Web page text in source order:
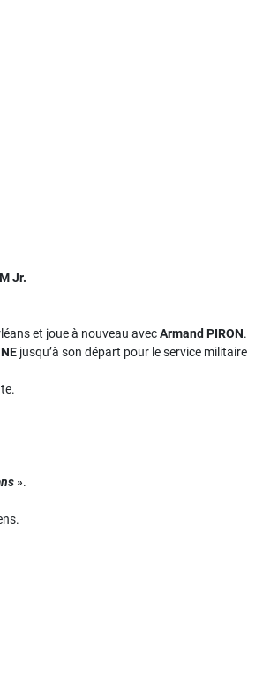
Jr.
et joue à nouveau avecArmand PIRON.
jusqu’à son départ pour le service militaire
».